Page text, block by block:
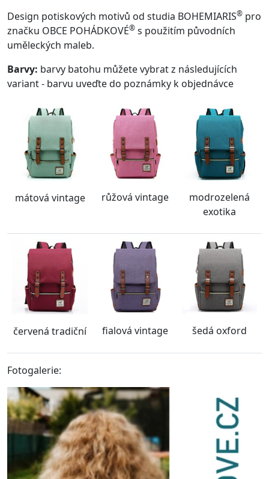
Design potiskových motivů od studia BOHEMIARIS® pro
značku OBCE POHÁDKOVÉ® s použitím původních
uměleckých maleb.
Barvy: barvy batohu můžete vybrat z následujících
variant - barvu uveďte do poznámky k objednávce
mátová vintage růžová vintage
modrozelená
exotika
červená tradiční fialová vintage šedá oxford
Fotogalerie: